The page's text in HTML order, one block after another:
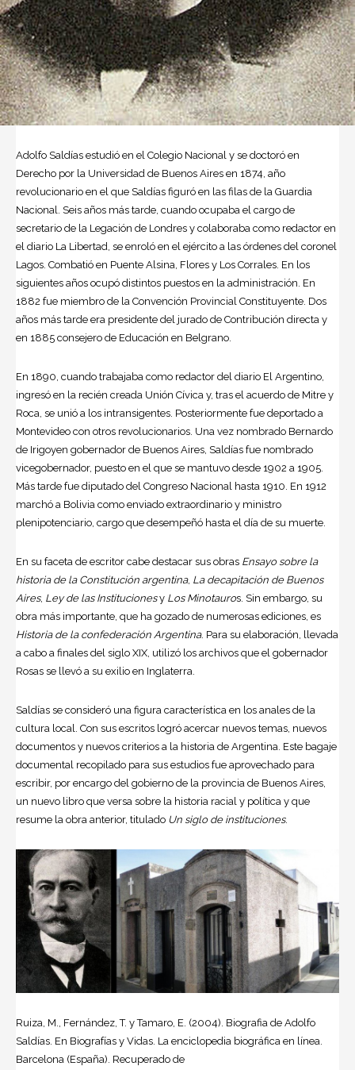
Adolfo Saldías estudió en el Colegio Nacional y se doctoró en
Derecho por la Universidad de Buenos Aires en 1874, año
revolucionario en el que Saldías figuró en las filas de la Guardia
Nacional. Seis años más tarde, cuando ocupaba el cargo de
secretario de la Legación de Londres y colaboraba como redactor en
el diario La Libertad, se enroló en el ejército a las órdenes del coronel
Lagos. Combatió en Puente Alsina, Flores y Los Corrales. En los
siguientes años ocupó distintos puestos en la administración. En
1882 fue miembro de la Convención Provincial Constituyente. Dos
años más tarde era presidente del jurado de Contribución directa y
en 1885 consejero de Educación en Belgrano.
En 1890, cuando trabajaba como redactor del diario El Argentino,
ingresó en la recién creada Unión Cívica y, tras el acuerdo de Mitre y
Roca, se unió a los intransigentes. Posteriormente fue deportado a
Montevideo con otros revolucionarios. Una vez nombrado Bernardo
de Irigoyen gobernador de Buenos Aires, Saldías fue nombrado
vicegobernador, puesto en el que se mantuvo desde 1902 a 1905.
Más tarde fue diputado del Congreso Nacional hasta 1910. En 1912
marchó a Bolivia como enviado extraordinario y ministro
plenipotenciario, cargo que desempeñó hasta el día de su muerte.
En su faceta de escritor cabe destacar sus obras Ensayo sobre la
historia de la Constitución argentina, La decapitación de Buenos
Aires, Ley de las Institucionesy Los Minotauros. Sin embargo, su
obra más importante, que ha gozado de numerosas ediciones, es
Historia de la confederación Argentina. Para su elaboración, llevada
a cabo a finales del siglo XIX, utilizó los archivos que el gobernador
Rosas se llevó a su exilio en Inglaterra.
Saldías se consideró una figura característica en los anales de la
cultura local. Con sus escritos logró acercar nuevos temas, nuevos
documentos y nuevos criterios a la historia de Argentina. Este bagaje
documental recopilado para sus estudios fue aprovechado para
escribir, por encargo del gobierno de la provincia de Buenos Aires,
un nuevo libro que versa sobre la historia racial y política y que
resume la obra anterior, titulado Un siglo de instituciones.
Ruiza, M., Fernández, T. y Tamaro, E. (2004). Biografia de Adolfo
Saldías. En Biografías y Vidas. La enciclopedia biográfica en línea.
Barcelona (España). Recuperado de